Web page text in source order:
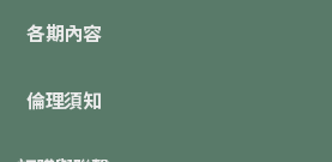
各期內容
倫理須知